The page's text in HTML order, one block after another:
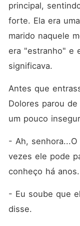
principal,
forte. Ela era
marido naquele
era "estranho" e
significava.
Antes que
Dolores parou
um pouco
- Ah,
vezes ele pode
conheço há anos.
- Eu soube que
disse.